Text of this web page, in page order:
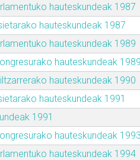
hauteskundeak 1987
hauteskundeak 1987
hauteskundeak 1989
hauteskundeak 1989
hauteskundeak 1990
hauteskundeak 1991
1991
hauteskundeak 1993
hauteskundeak 1994